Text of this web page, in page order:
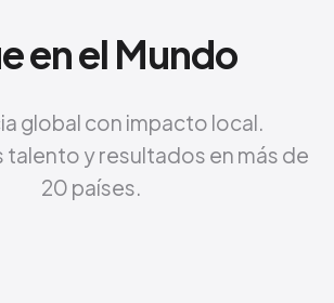
en el Mundo
global con impacto local.
y resultados en más de
20 países.